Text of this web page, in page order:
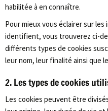
habilitée à en connaître.
Pour mieux vous éclairer sur
identifient, vous trouverez ci-
différents types de cookies
leur nom, leur finalité ainsi que
2. Les types de cookies
Les cookies peuvent être